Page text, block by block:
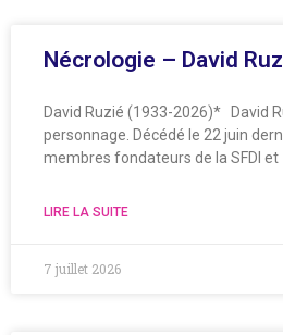
Nécrologie – David
David Ruzié (1933-2026)* David
personnage. Décédé le 22 juin
membres fondateurs de la SFDI et
LIRE LA SUITE
7 juillet 2026